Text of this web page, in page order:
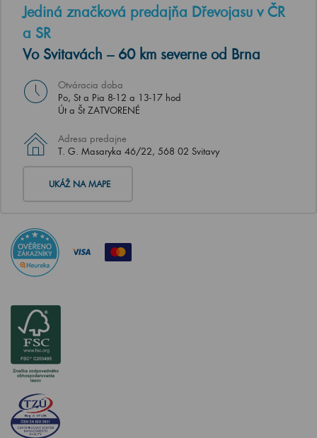
Jediná značková predajňa Dřevojasu v ČR
a SR
Vo Svitavách – 60 km severne od Brna
Otváracia doba
Po, St a Pia 8-12 a 13-17 hod
Út a Št ZATVORENÉ
Adresa predajne
T. G. Masaryka 46/22, 568 02 Svitavy
UKÁŽ NA MAPE